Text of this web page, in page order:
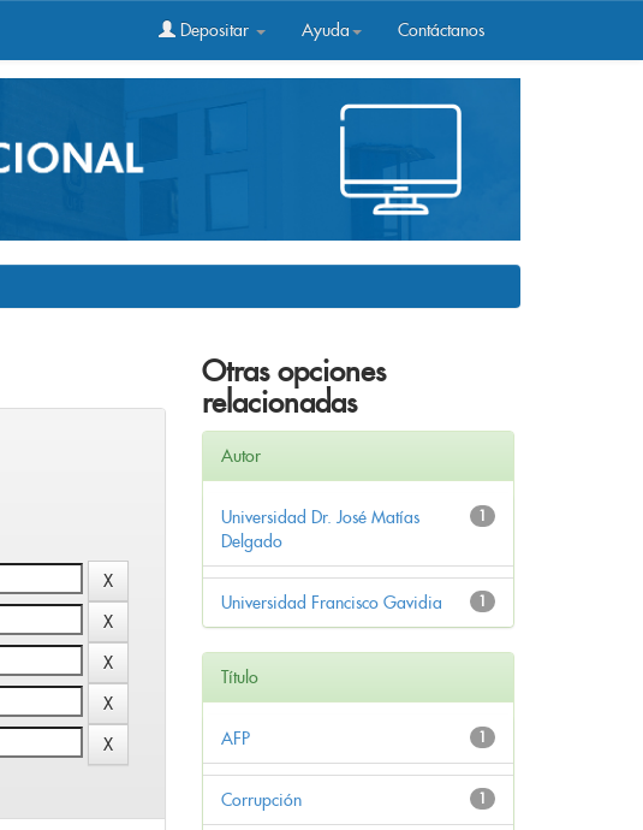
Depositar Ayuda Contáctanos
Otras opciones
relacionadas
Autor
1
Universidad Dr. José Matías
Delgado
1
Universidad Francisco Gavidia
Título
1
AFP
1
Corrupción